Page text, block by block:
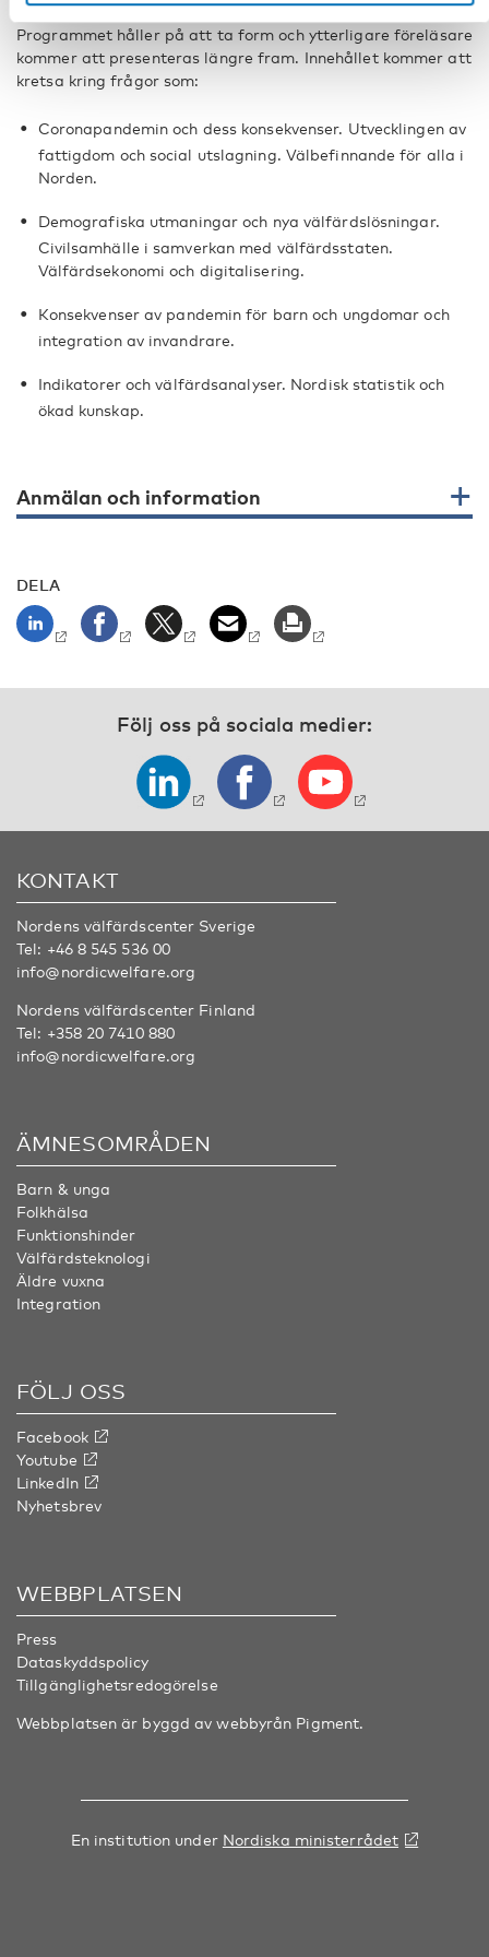
Programmet håller på att ta form och ytterligare föreläsare
kommer att presenteras längre fram. Innehållet kommer att
kretsa kring frågor som:
Coronapandemin och dess konsekvenser. Utvecklingen av
fattigdom och social utslagning. Välbefinnande för alla i
Norden.
Demografiska utmaningar och nya välfärdslösningar.
Civilsamhälle i samverkan med välfärdsstaten.
Välfärdsekonomi och digitalisering.
Konsekvenser av pandemin för barn och ungdomar och
integration av invandrare.
Indikatorer och välfärdsanalyser. Nordisk statistik och
ökad kunskap.
Anmälan och information
DELA
Följ oss på sociala medier:
KONTAKT
Nordens välfärdscenter Sverige
Tel: +46 8 545 536 00
info@nordicwelfare.org
Nordens välfärdscenter Finland
Tel: +358 20 7410 880
info@nordicwelfare.org
ÄMNESOMRÅDEN
Barn & unga
Folkhälsa
Funktionshinder
Välfärdsteknologi
Äldre vuxna
Integration
FÖLJ OSS
Facebook
Youtube
LinkedIn
Nyhetsbrev
WEBBPLATSEN
Press
Dataskyddspolicy
Tillgänglighetsredogörelse
Webbplatsen är byggd av webbyrån Pigment.
En institution under Nordiska ministerrådet